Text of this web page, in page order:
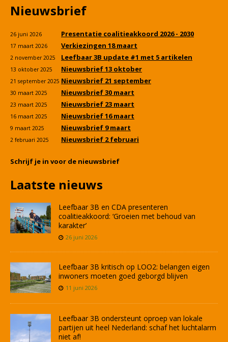
Nieuwsbrief
26 juni 2026 Presentatie coalitieakkoord 2026 - 2030
17 maart 2026 Verkiezingen 18 maart
2 november 2025 Leefbaar 3B update #1 met 5 artikelen
13 oktober 2025 Nieuwsbrief 13 oktober
21 september 2025 Nieuwsbrief 21 september
30 maart 2025 Nieuwsbrief 30 maart
23 maart 2025 Nieuwsbrief 23 maart
16 maart 2025 Nieuwsbrief 16 maart
9 maart 2025 Nieuwsbrief 9 maart
2 februari 2025 Nieuwsbrief 2 februari
Schrijf je in voor de nieuwsbrief
Laatste nieuws
Leefbaar 3B en CDA presenteren
coalitieakkoord: ‘Groeien met behoud van
karakter’
26 juni 2026
Leefbaar 3B kritisch op LOO2: belangen eigen
inwoners moeten goed geborgd blijven
11 juni 2026
Leefbaar 3B ondersteunt oproep van lokale
partijen uit heel Nederland: schaf het luchtalarm
niet af!